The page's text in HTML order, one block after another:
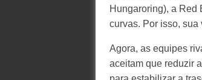
Hungaroring), a Red
curvas. Por isso,
Agora, as equipes
aceitam que reduzir